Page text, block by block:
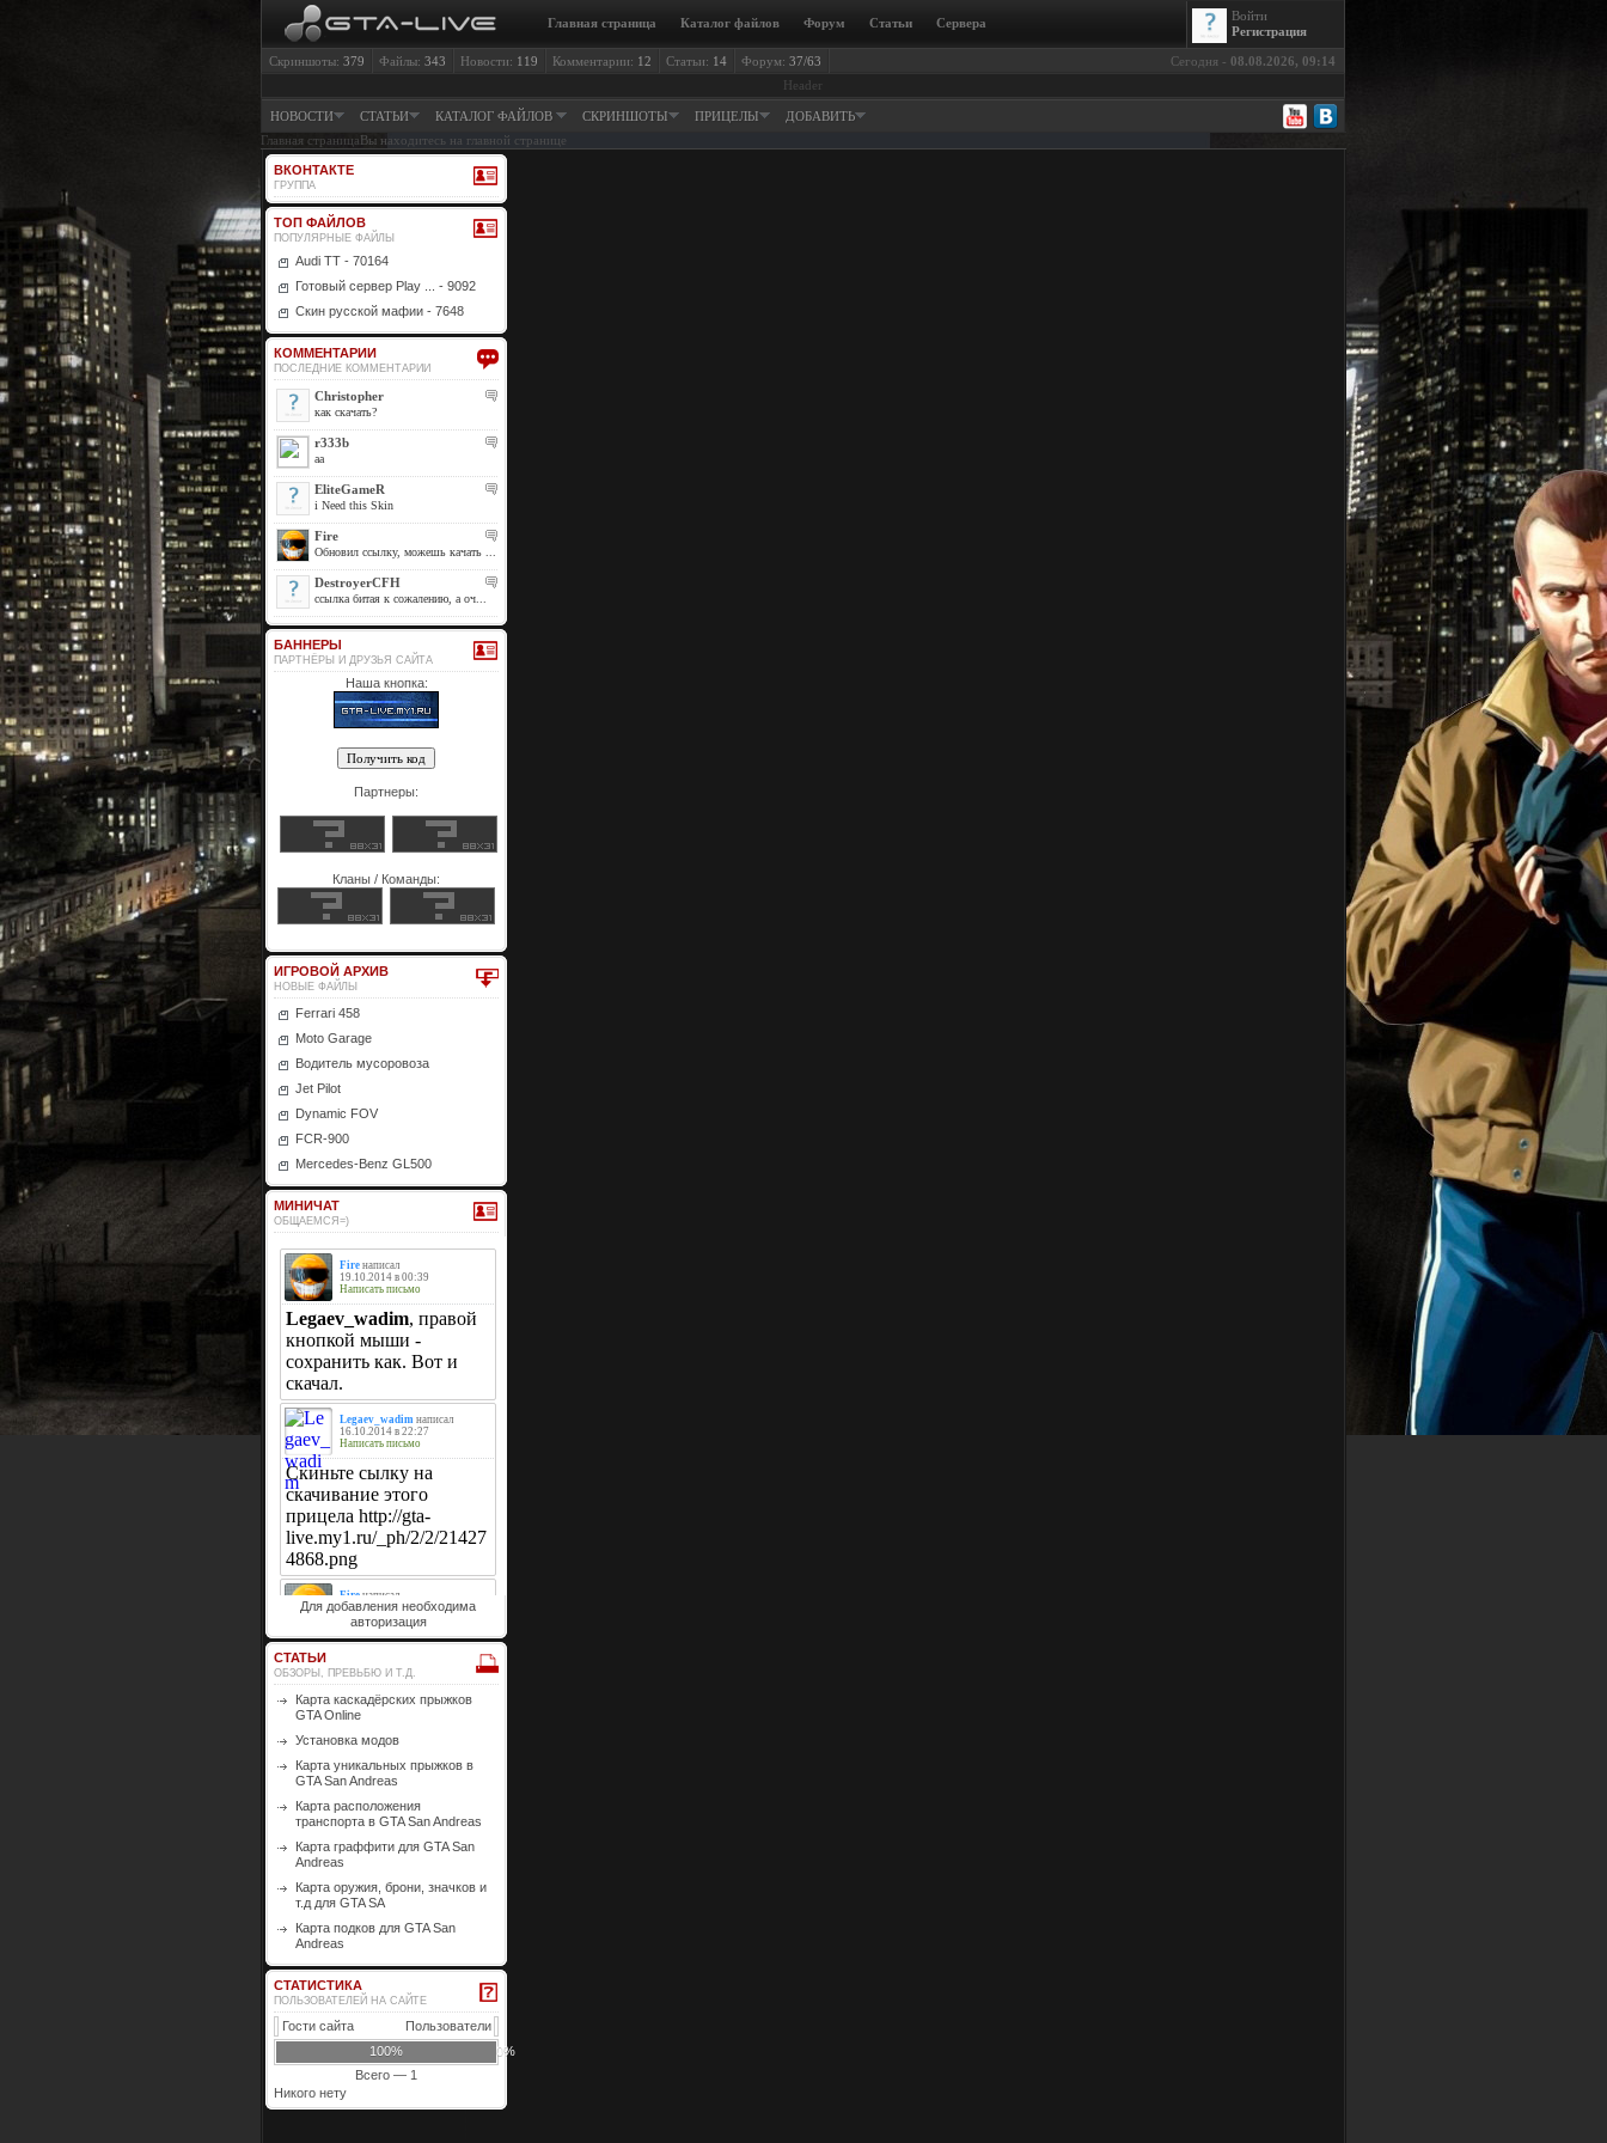
Главная страница Каталог файлов Форум Статьи Сервера
Войти
Регистрация
Скриншоты: 379 Файлы: 343 Новости: 119 Комментарии: 12 Статьи: 14 Форум: 37/63 Сегодня - 08.08.2026, 09:14
Header
НОВОСТИ СТАТЬИ КАТАЛОГ ФАЙЛОВ СКРИНШОТЫ ПРИЦЕЛЫ
ДОБАВИТЬ
Главная страницаВы находитесь на главной странице
ВКОНТАКТЕ
ГРУППА
ТОП ФАЙЛОВ
ПОПУЛЯРНЫЕ ФАЙЛЫ
Audi TT - 70164
Готовый сервер Play ... - 9092
Скин русской мафии - 7648
КОММЕНТАРИИ
ПОСЛЕДНИЕ КОММЕНТАРИИ
Christopher
как скачать?
r333b
aa
EliteGameR
i Need this Skin
Fire
Обновил ссылку, можешь качать ...
DestroyerCFH
ссылка битая к сожалению, а оч...
БАННЕРЫ
ПАРТНЁРЫ И ДРУЗЬЯ САЙТА
Наша кнопка:
Партнеры:
Кланы / Команды:
ИГРОВОЙ АРХИВ
НОВЫЕ ФАЙЛЫ
Ferrari 458
Moto Garage
Водитель мусоровоза
Jet Pilot
Dynamic FOV
FCR-900
Mercedes-Benz GL500
МИНИЧАТ
ОБЩАЕМСЯ=)
Для добавления необходима
авторизация
СТАТЬИ
ОБЗОРЫ, ПРЕВЬБЮ И Т.Д.
Карта каскадёрских прыжков
GTA Online
Установка модов
Карта уникальных прыжков в
GTA San Andreas
Карта расположения
транспорта в GTA San Andreas
Карта граффити для GTA San
Andreas
Карта оружия, брони, значков и
т.д для GTA SA
Карта подков для GTA San
Andreas
СТАТИСТИКА
ПОЛЬЗОВАТЕЛЕЙ НА САЙТЕ
Пользователи
Гости сайта
100%
0%
Всего — 1
Никого нету